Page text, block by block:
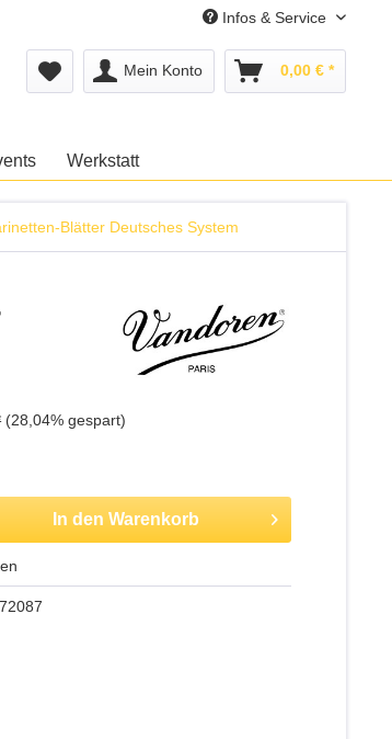
Infos & Service
Mein Konto 0,00 € *
Werkstatt
Blätter Deutsches System
(28,04% gespart)
In den Warenkorb